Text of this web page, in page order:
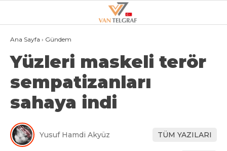
19.6°
GALERİ VİDEO
VAN
BÖLGE
3.SAYFA
GÜNDEM
Ana Sayfa › Gündem
Yüzleri maskeli terör
sempatizanları
sahaya indi
Yusuf Hamdi Akyüz TÜM YAZILARI